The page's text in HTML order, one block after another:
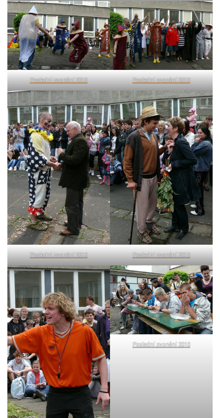
Poslední zvonění 2010 Poslední zvonění 2010
Poslední zvonění 2010 Poslední zvonění 2010
Poslední zvonění 2010